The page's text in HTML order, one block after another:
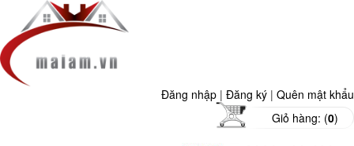
Đăng nhập | Đăng ký | Quên mật khẩu
Giỏ hàng: (0)